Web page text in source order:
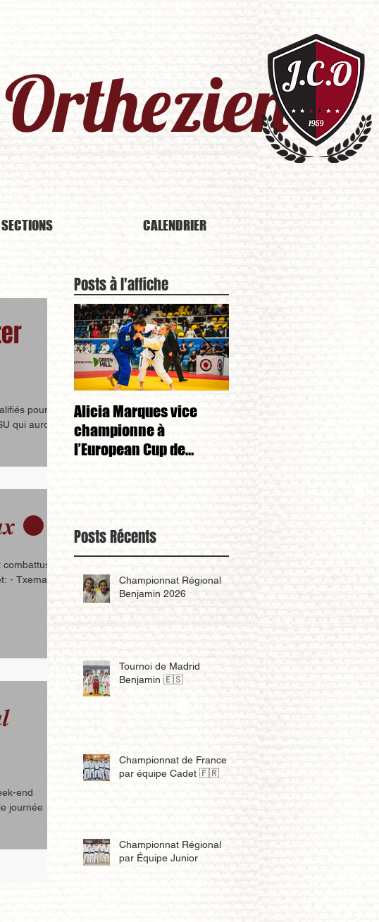
Orthezien​
SECTIONS CALENDRIER
qui auront
⚫️
à
- Txema 🥇
end
journée
Posts à l'affiche
Alicia Marques vice
championne à
l’European Cup de
Posts Récents
Championnat Régional
Benjamin 2026
Tournoi de Madrid
Benjamin 🇪🇸
Championnat de France
par équipe Cadet 🇫🇷
Championnat Régional
par Équipe Junior